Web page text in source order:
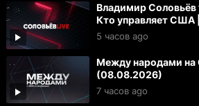
Владимир Соловьёв
Кто управляет США
«технофашисты»
5 часов ago
Между народами на
(08.08.2026)
7 часов ago